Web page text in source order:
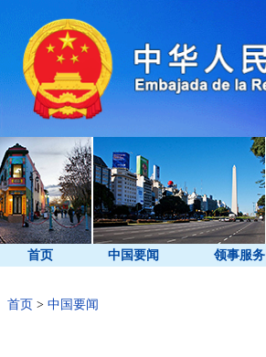
首页 中国要闻 领事服务
首页 > 中国要闻